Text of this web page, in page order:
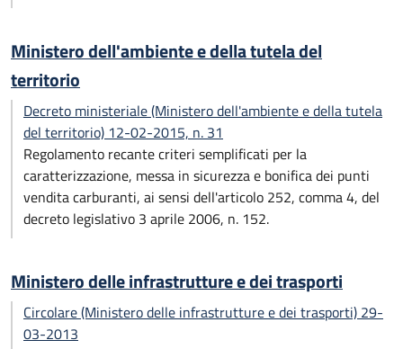
Ministero dell'ambiente e della tutela del
territorio
Decreto ministeriale (Ministero dell'ambiente e della tutela
del territorio) 12-02-2015, n. 31
Regolamento recante criteri semplificati per la
caratterizzazione, messa in sicurezza e bonifica dei punti
vendita carburanti, ai sensi dell'articolo 252, comma 4, del
decreto legislativo 3 aprile 2006, n. 152.
Ministero delle infrastrutture e dei trasporti
Circolare (Ministero delle infrastrutture e dei trasporti) 29-
03-2013